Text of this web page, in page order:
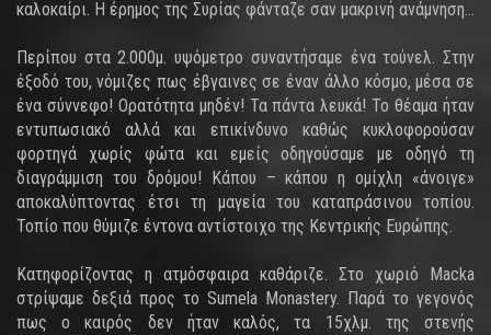
καλοκαίρι. Η έρημος της Συρίας φάνταζε σαν μακρινή ανάμνηση…
Περίπου στα 2.000μ. υψόμετρο συναντήσαμε ένα τούνελ. Στην
έξοδό του, νόμιζες πως έβγαινες σε έναν άλλο κόσμο, μέσα σε
ένα σύννεφο! Ορατότητα μηδέν! Τα πάντα λευκά! Το θέαμα ήταν
εντυπωσιακό αλλά και επικίνδυνο καθώς κυκλοφορούσαν
φορτηγά χωρίς φώτα και εμείς οδηγούσαμε με οδηγό τη
διαγράμμιση του δρόμου! Κάπου – κάπου η ομίχλη «άνοιγε»
αποκαλύπτοντας έτσι τη μαγεία του καταπράσινου τοπίου.
Τοπίο που θύμιζε έντονα αντίστοιχο της Κεντρικής Ευρώπης.
Κατηφορίζοντας η ατμόσφαιρα καθάριζε. Στο χωριό Macka
στρίψαμε δεξιά προς το Sumela Monastery. Παρά το γεγονός
πως ο καιρός δεν ήταν καλός, τα 15χλμ. της στενής